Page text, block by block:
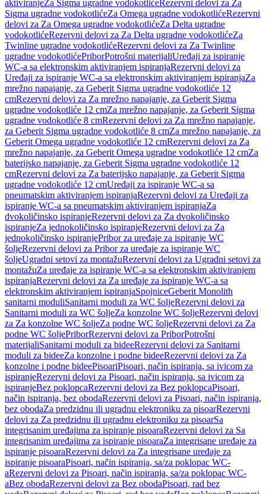
aktiviranjeZa Sigma ugradne vodokotlićeRezervni delovi za Za
Sigma ugradne vodokotlićeZa Omega ugradne vodokotlićeRezervni
delovi za Za Omega ugradne vodokotlićeZa Delta ugradne
vodokotlićeRezervni delovi za Za Delta ugradne vodokotlićeZa
Twinline ugradne vodokotlićeRezervni delovi za Za Twinline
ugradne vodokotlićePriborPotrošni materijaliUređaji za ispiranje
WC-a sa elektronskim aktiviranjem ispiranjaRezervni delovi za
Uređaji za ispiranje WC-a sa elektronskim aktiviranjem ispiranjaZa
mrežno napajanje, za Geberit Sigma ugradne vodokotliće 12
cmRezervni delovi za Za mrežno napajanje, za Geberit Sigma
ugradne vodokotliće 12 cmZa mrežno napajanje, za Geberit Sigma
ugradne vodokotliće 8 cmRezervni delovi za Za mrežno napajanje,
za Geberit Sigma ugradne vodokotliće 8 cmZa mrežno napajanje, za
Geberit Omega ugradne vodokotliće 12 cmRezervni delovi za Za
mrežno napajanje, za Geberit Omega ugradne vodokotliće 12 cmZa
baterijsko napajanje, za Geberit Sigma ugradne vodokotliće 12
cmRezervni delovi za Za baterijsko napajanje, za Geberit Sigma
ugradne vodokotliće 12 cmUređaji za ispiranje WC-a sa
pneumatskim aktiviranjem ispiranjaRezervni delovi za Uređaji za
ispiranje WC-a sa pneumatskim aktiviranjem ispiranjaZa
dvokoličinsko ispiranjeRezervni delovi za Za dvokoličinsko
ispiranjeZa jednokoličinsko ispiranjeRezervni delovi za Za
jednokoličinsko ispiranjePribor za uređaje za ispiranje WC
šoljeRezervni delovi za Pribor za uređaje za ispiranje WC
šoljeUgradni setovi za montažuRezervni delovi za Ugradni setovi za
montažuZa uređaje za ispiranje WC-a sa elektronskim aktiviranjem
ispiranjaRezervni delovi za Za uređaje za ispiranje WC-a sa
elektronskim aktiviranjem ispiranjaSpojniceGeberit Monolith
sanitarni moduliSanitarni moduli za WC šoljeRezervni delovi za
Sanitarni moduli za WC šoljeZa konzolne WC šoljeRezervni delovi
za Za konzolne WC šoljeZa podne WC šoljeRezervni delovi za Za
podne WC šoljePriborRezervni delovi za PriborPotrošni
materijaliSanitarni moduli za bideeRezervni delovi za Sanitarni
moduli za bideeZa konzolne i podne bideeRezervni delovi za Za
konzolne i podne bideePisoariPisoari, način ispiranja, sa ivicom za
ispiranjeRezervni delovi za Pisoari, način ispiranja, sa ivicom za
ispiranjeBez poklopcaRezervni delovi za Bez poklopcaPisoari,
način ispiranja, bez obodaRezervni delovi za Pisoari, način ispiranja,
bez obodaZa predzidnu ili ugradnu elektroniku za pisoarRezervni
delovi za Za predzidnu ili ugradnu elektroniku za pisoarSa
integrisanim uređajima za ispiranje pisoaraRezervni delovi za Sa
integrisanim uređajima za ispiranje pisoaraZa integrisane uređaje za
ispiranje pisoaraRezervni delovi za Za integrisane uređaje za
ispiranje pisoaraPisoari, način ispiranja, sa/za poklopac WC-
aRezervni delovi za Pisoari, način ispiranja, sa/za poklopac WC-
aBez obodaRezervni delovi za Bez obodaPisoari, rad bez